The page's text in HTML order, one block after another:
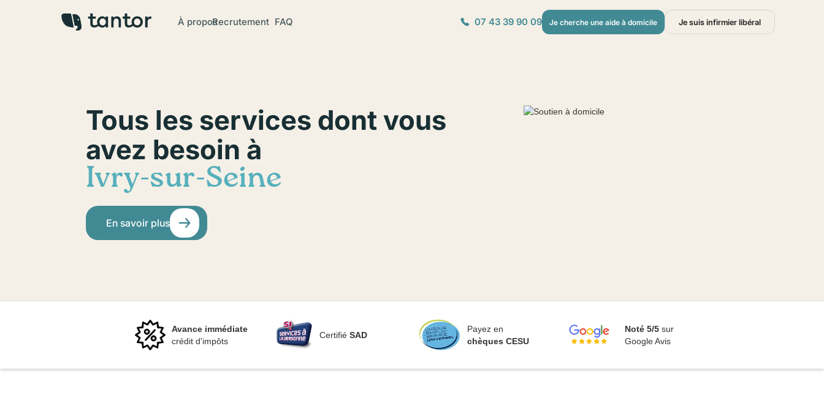
À proposRecrutement FAQ 07 43 39 90 09 Je cherche une aide à domicile Je suis infirmier libéral
Tous les services dont vous
avez besoin à
Ivry-sur-Seine
En savoir plus
Avance immédiate
crédit d'impôts
CertifiéSAD
Payez en
chèques CESU
Noté 5/5sur
Google Avis